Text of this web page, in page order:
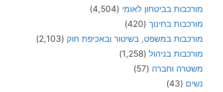
מורכבות בביטחון לאומי (4,504)
מורכבות בחינוך (420)
מורכבות במשפט, בשיטור ובאכיפת חוק (2,103)
מורכבות בניהול (1,258)
משטרה וחברה (57)
נשים (43)